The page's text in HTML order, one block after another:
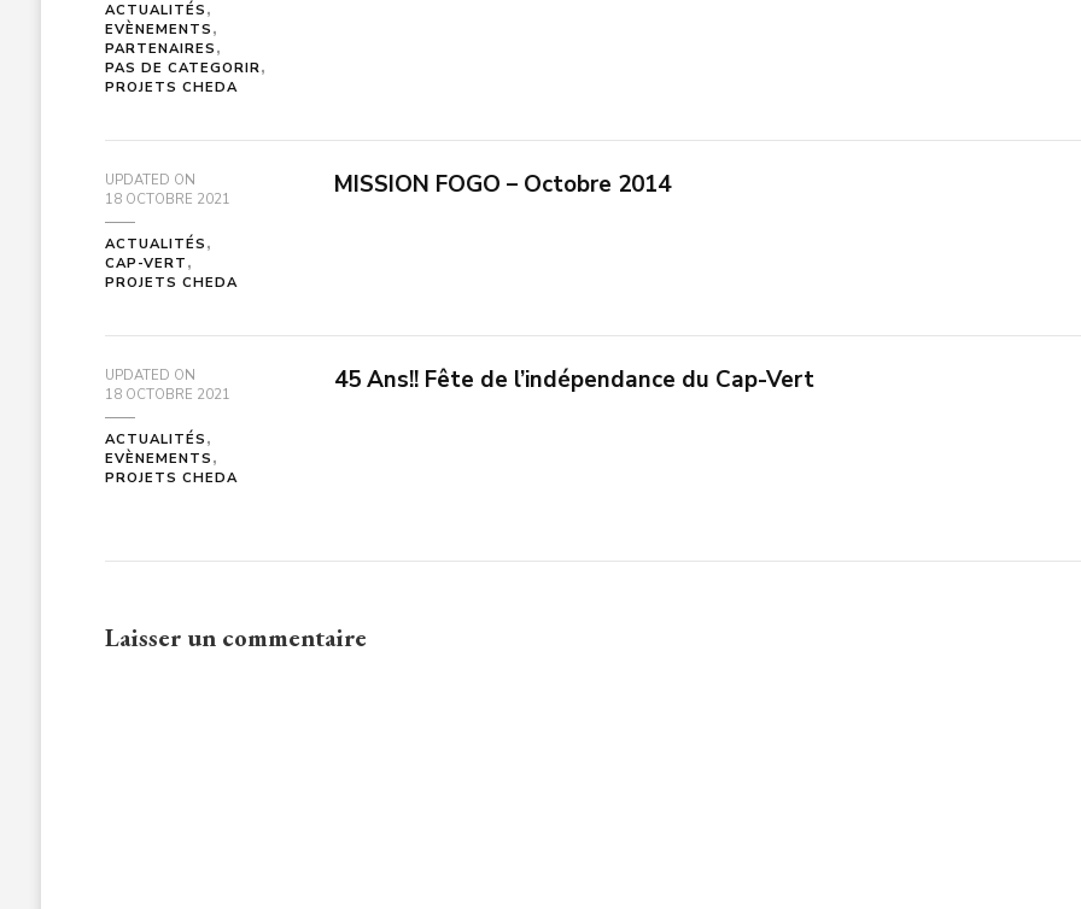
ACTUALITÉS
EVÈNEMENTS
PARTENAIRES
PAS DE CATEGORIR
PROJETS CHEDA
UPDATED ON
18 OCTOBRE 2021
ACTUALITÉS
CAP-VERT
PROJETS CHEDA
MISSION FOGO – Octobre 2014
UPDATED ON
18 OCTOBRE 2021
ACTUALITÉS
EVÈNEMENTS
PROJETS CHEDA
45 Ans!! Fête de l’indépendance du Cap-Vert
Laisser un commentaire